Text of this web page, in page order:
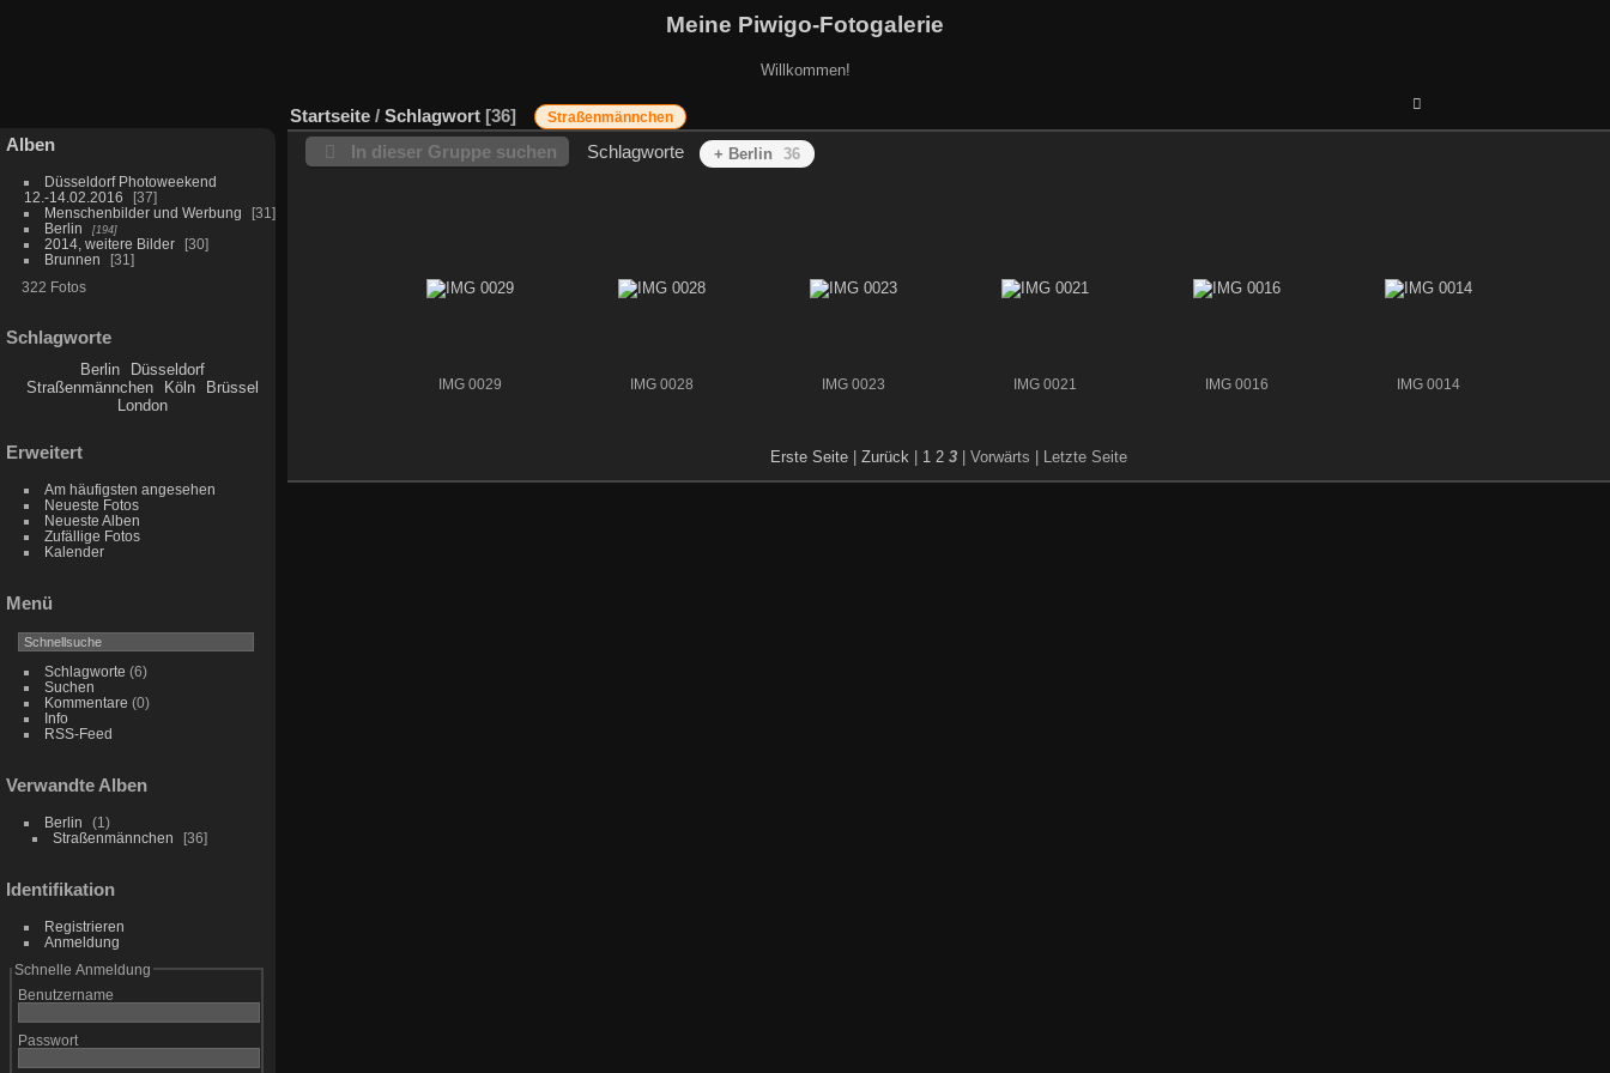
Meine Piwigo-Fotogalerie
Willkommen!
Alben
Düsseldorf Photoweekend
12.-14.02.2016
37
Menschenbilder und Werbung
31
Berlin
194
2014, weitere Bilder
30
Brunnen
31
322 Fotos
Schlagworte
Berlin
Düsseldorf
Straßenmännchen
Köln
Brüssel
London
Erweitert
Am häufigsten angesehen
Neueste Fotos
Neueste Alben
Zufällige Fotos
Kalender
Menü
Schlagworte (6)
Suchen
Kommentare (0)
Info
RSS-Feed
Verwandte Alben
Berlin
1
Straßenmännchen
36
Identifikation
Registrieren
Anmeldung
Schnelle Anmeldung
Benutzername
Passwort
Startseite / Schlagwort 36 Straßenmännchen
In dieser Gruppe suchen Schlagworte + Berlin 36
IMG 0029 IMG 0028 IMG 0023 IMG 0021 IMG 0016 IMG 0014
Erste Seite | Zurück | 1 2 3 | Vorwärts | Letzte Seite